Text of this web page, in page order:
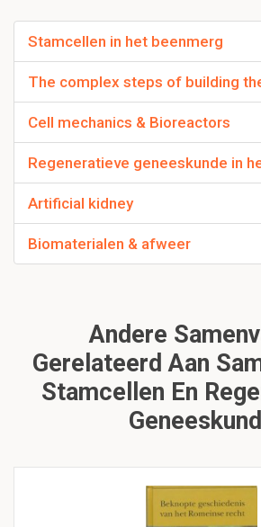
Stamcellen in het beenmerg
The complex steps of building
Cell mechanics & Bioreactors
Regeneratieve geneeskunde in
Artificial kidney
Biomaterialen & afweer
Andere
Gerelateerd Aan
Stamcellen En